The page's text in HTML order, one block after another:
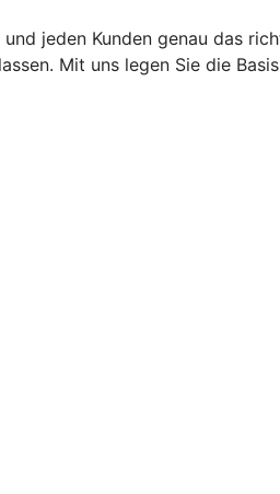
jeden Kunden genau das
Mit uns legen Sie die